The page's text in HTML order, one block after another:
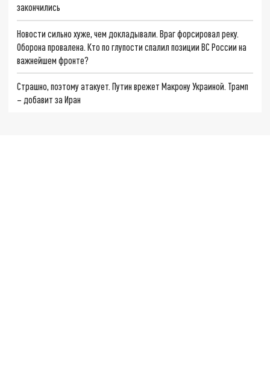
закончились
Новости сильно хуже, чем докладывали. Враг форсировал реку.
Оборона провалена. Кто по глупости спалил позиции ВС России на
важнейшем фронте?
Страшно, поэтому атакует. Путин врежет Макрону Украиной. Трамп
– добавит за Иран